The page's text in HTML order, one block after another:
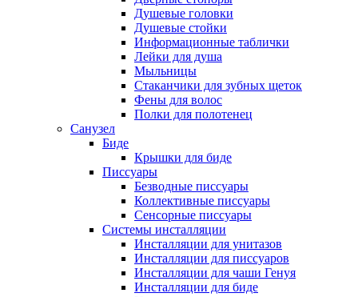
Душевые головки
Душевые стойки
Информационные таблички
Лейки для душа
Мыльницы
Стаканчики для зубных щеток
Фены для волос
Полки для полотенец
Санузел
Биде
Крышки для биде
Писсуары
Безводные писсуары
Коллективные писсуары
Сенсорные писсуары
Системы инсталляции
Инсталляции для унитазов
Инсталляции для писсуаров
Инсталляции для чаши Генуя
Инсталляции для биде